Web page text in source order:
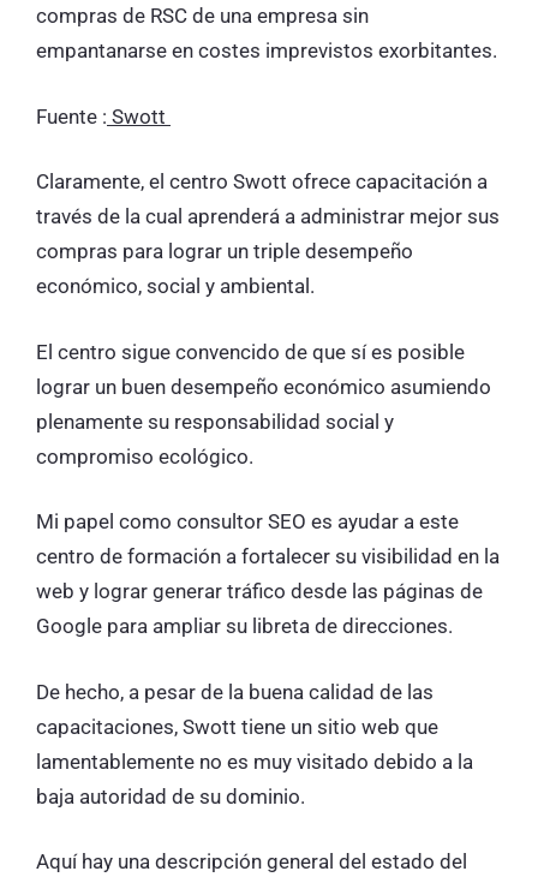
compras de RSC de una empresa sin
empantanarse en costes imprevistos exorbitantes.
Fuente : Swott
Claramente, el centro Swott ofrece capacitación a
través de la cual aprenderá a administrar mejor sus
compras para lograr un triple desempeño
económico, social y ambiental.
El centro sigue convencido de que sí es posible
lograr un buen desempeño económico asumiendo
plenamente su responsabilidad social y
compromiso ecológico.
Mi papel como consultor SEO es ayudar a este
centro de formación a fortalecer su visibilidad en la
web y lograr generar tráfico desde las páginas de
Google para ampliar su libreta de direcciones.
De hecho, a pesar de la buena calidad de las
capacitaciones, Swott tiene un sitio web que
lamentablemente no es muy visitado debido a la
baja autoridad de su dominio.
Aquí hay una descripción general del estado del